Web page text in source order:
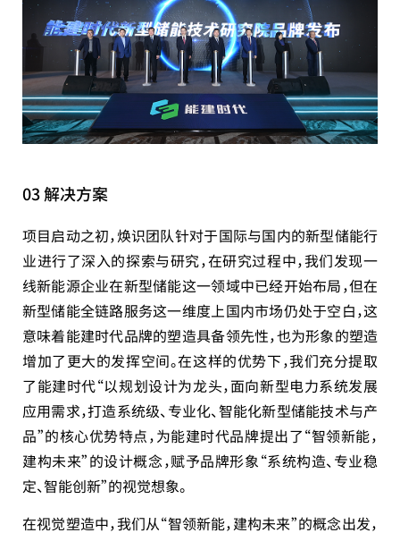
03 解决方案
项目启动之初，焕识团队针对于国际与国内的新型储能行
业进行了深入的探索与研究，在研究过程中，我们发现一
线新能源企业在新型储能这一领域中已经开始布局，但在
新型储能全链路服务这一维度上国内市场仍处于空白，这
意味着能建时代品牌的塑造具备领先性，也为形象的塑造
增加了更大的发挥空间。在这样的优势下，我们充分提取
了能建时代“以规划设计为龙头，面向新型电力系统发展
应用需求，打造系统级、专业化、智能化新型储能技术与产
品”的核心优势特点，为能建时代品牌提出了“智领新能，
建构未来”的设计概念，赋予品牌形象“系统构造、专业稳
定、智能创新”的视觉想象。
在视觉塑造中，我们从“智领新能，建构未来”的概念出发，